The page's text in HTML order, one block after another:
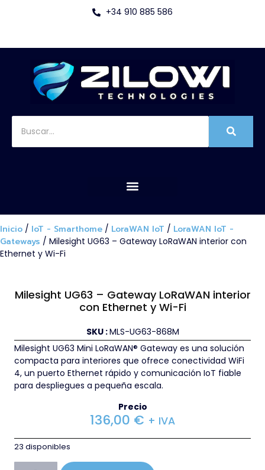
+34 910 885 586
Inicio / IoT - Smarthome / LoraWAN IoT / LoraWAN IoT -
Gateways / Milesight UG63 – Gateway LoRaWAN interior con
Ethernet y Wi-Fi
Milesight UG63 – Gateway LoRaWAN interior
con Ethernet y Wi-Fi
SKU :MLS-UG63-868M
Milesight UG63 Mini LoRaWAN® Gateway es una solución
compacta para interiores que ofrece conectividad WiFi
4, un puerto Ethernet rápido y comunicación IoT fiable
para despliegues a pequeña escala.
Precio
136,00 € + IVA
23 disponibles